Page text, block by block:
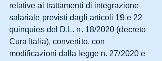
relative ai trattamenti di integrazione
salariale previsti dagli articoli 19 e 22
quinquies del D.L. n. 18/2020 (decreto
Cura Italia), convertito, con
modificazioni dalla legge n. 27/2020 e